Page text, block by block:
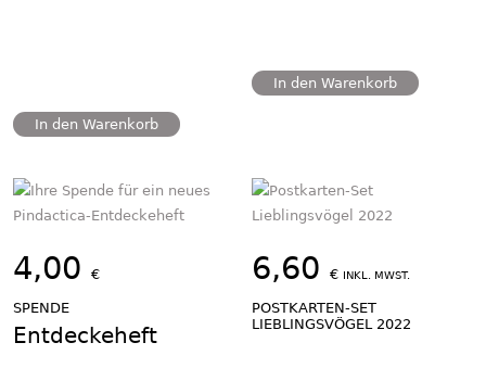
In den Warenkorb
In den Warenkorb
4,00 €
SPENDE
Entdeckeheft
6,60€ INKL. MWST.
POSTKARTEN-SET
LIEBLINGSVÖGEL 2022